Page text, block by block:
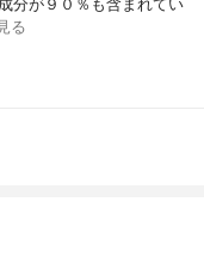
分が９０％も含まれてい
る